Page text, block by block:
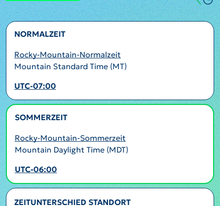
NORMALZEIT
Rocky-Mountain-Normalzeit
Mountain Standard Time (MT)
UTC-07:00
SOMMERZEIT
Rocky-Mountain-Sommerzeit
Mountain Daylight Time (MDT)
UTC-06:00
ZEITUNTERSCHIED STANDORT